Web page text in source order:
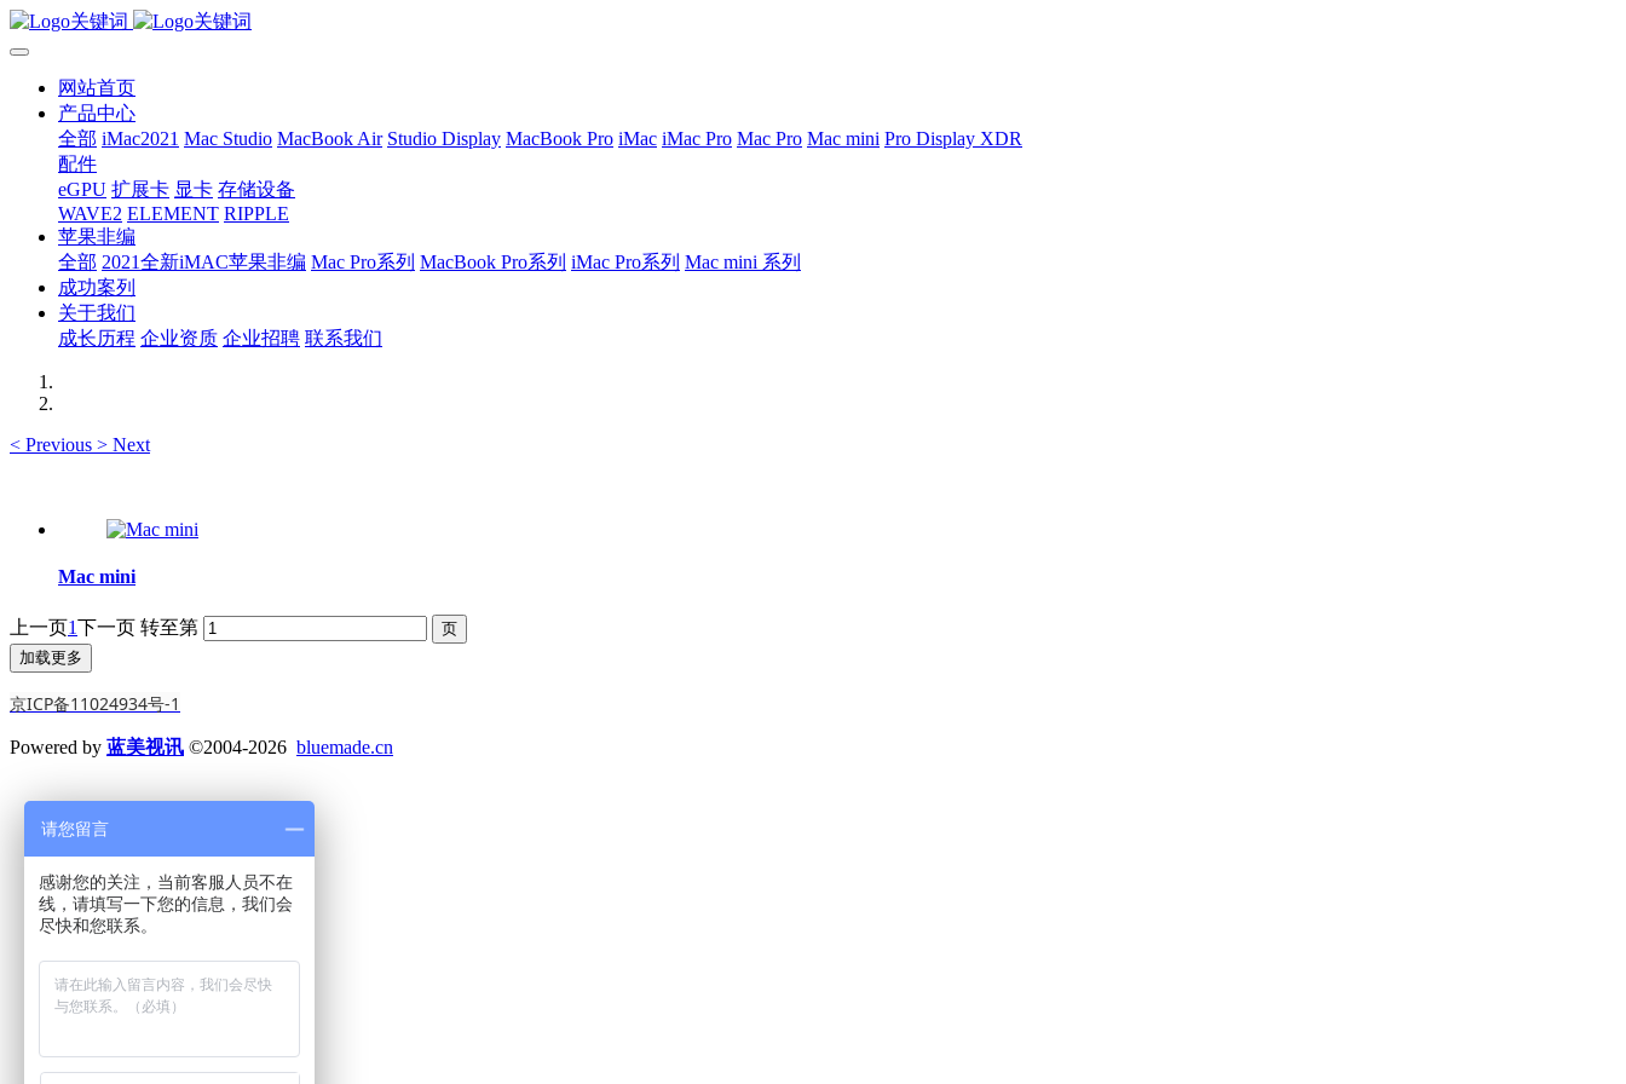
网站首页
产品中心
全部 iMac2021 Mac Studio MacBook Air Studio Display MacBook Pro iMac iMac Pro Mac Pro Mac mini Pro Display XDR
配件
eGPU 扩展卡 显卡 存储设备
WAVE2 ELEMENT RIPPLE
苹果非编
全部 2021全新iMAC苹果非编 Mac Pro系列 MacBook Pro系列 iMac Pro系列 Mac mini 系列
成功案列
关于我们
成长历程 企业资质 企业招聘 联系我们
< Previous > Next
Mac mini
上一页1下一页 转至第
加载更多
京ICP备11024934号-1
Powered by 蓝美视讯 ©2004-2026 bluemade.cn
请您留言
感谢您的关注，当前客服人员不在
线，请填写一下您的信息，我们会
尽快和您联系。